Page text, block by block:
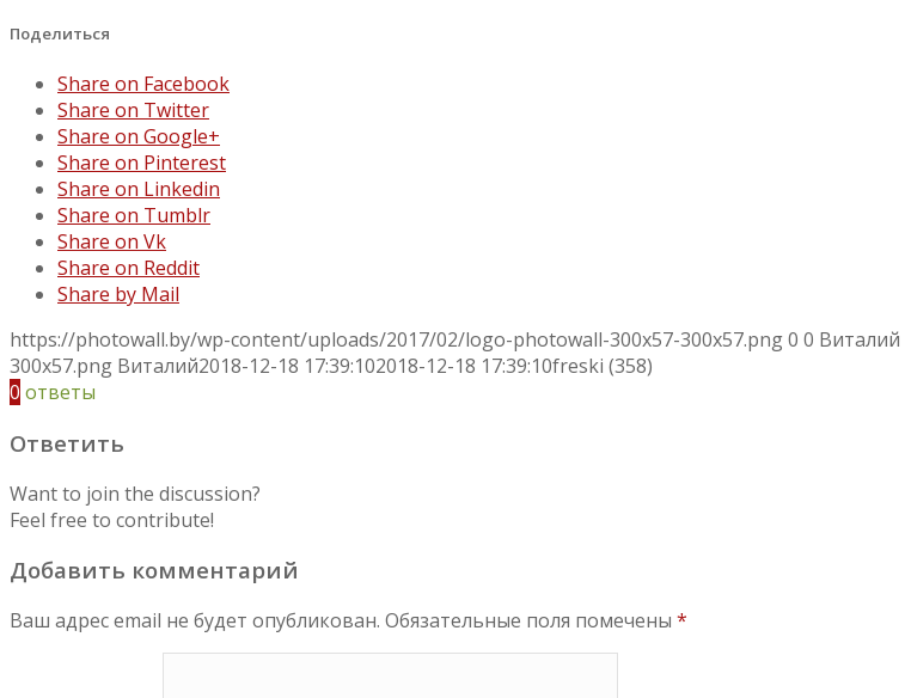
Поделиться
Share on Facebook
Share on Twitter
Share on Google+
Share on Pinterest
Share on Linkedin
Share on Tumblr
Share on Vk
Share on Reddit
Share by Mail
https://photowall.by/wp-content/uploads/2017/02/logo-photowall-300x57-300x57.png0 0 Виталий
300x57.png Виталий2018-12-18 17:39:102018-12-18 17:39:10freski (358)
0 ответы
Ответить
Want to join the discussion?
Feel free to contribute!
Добавить комментарий
Ваш адрес email не будет опубликован. Обязательные поля помечены *